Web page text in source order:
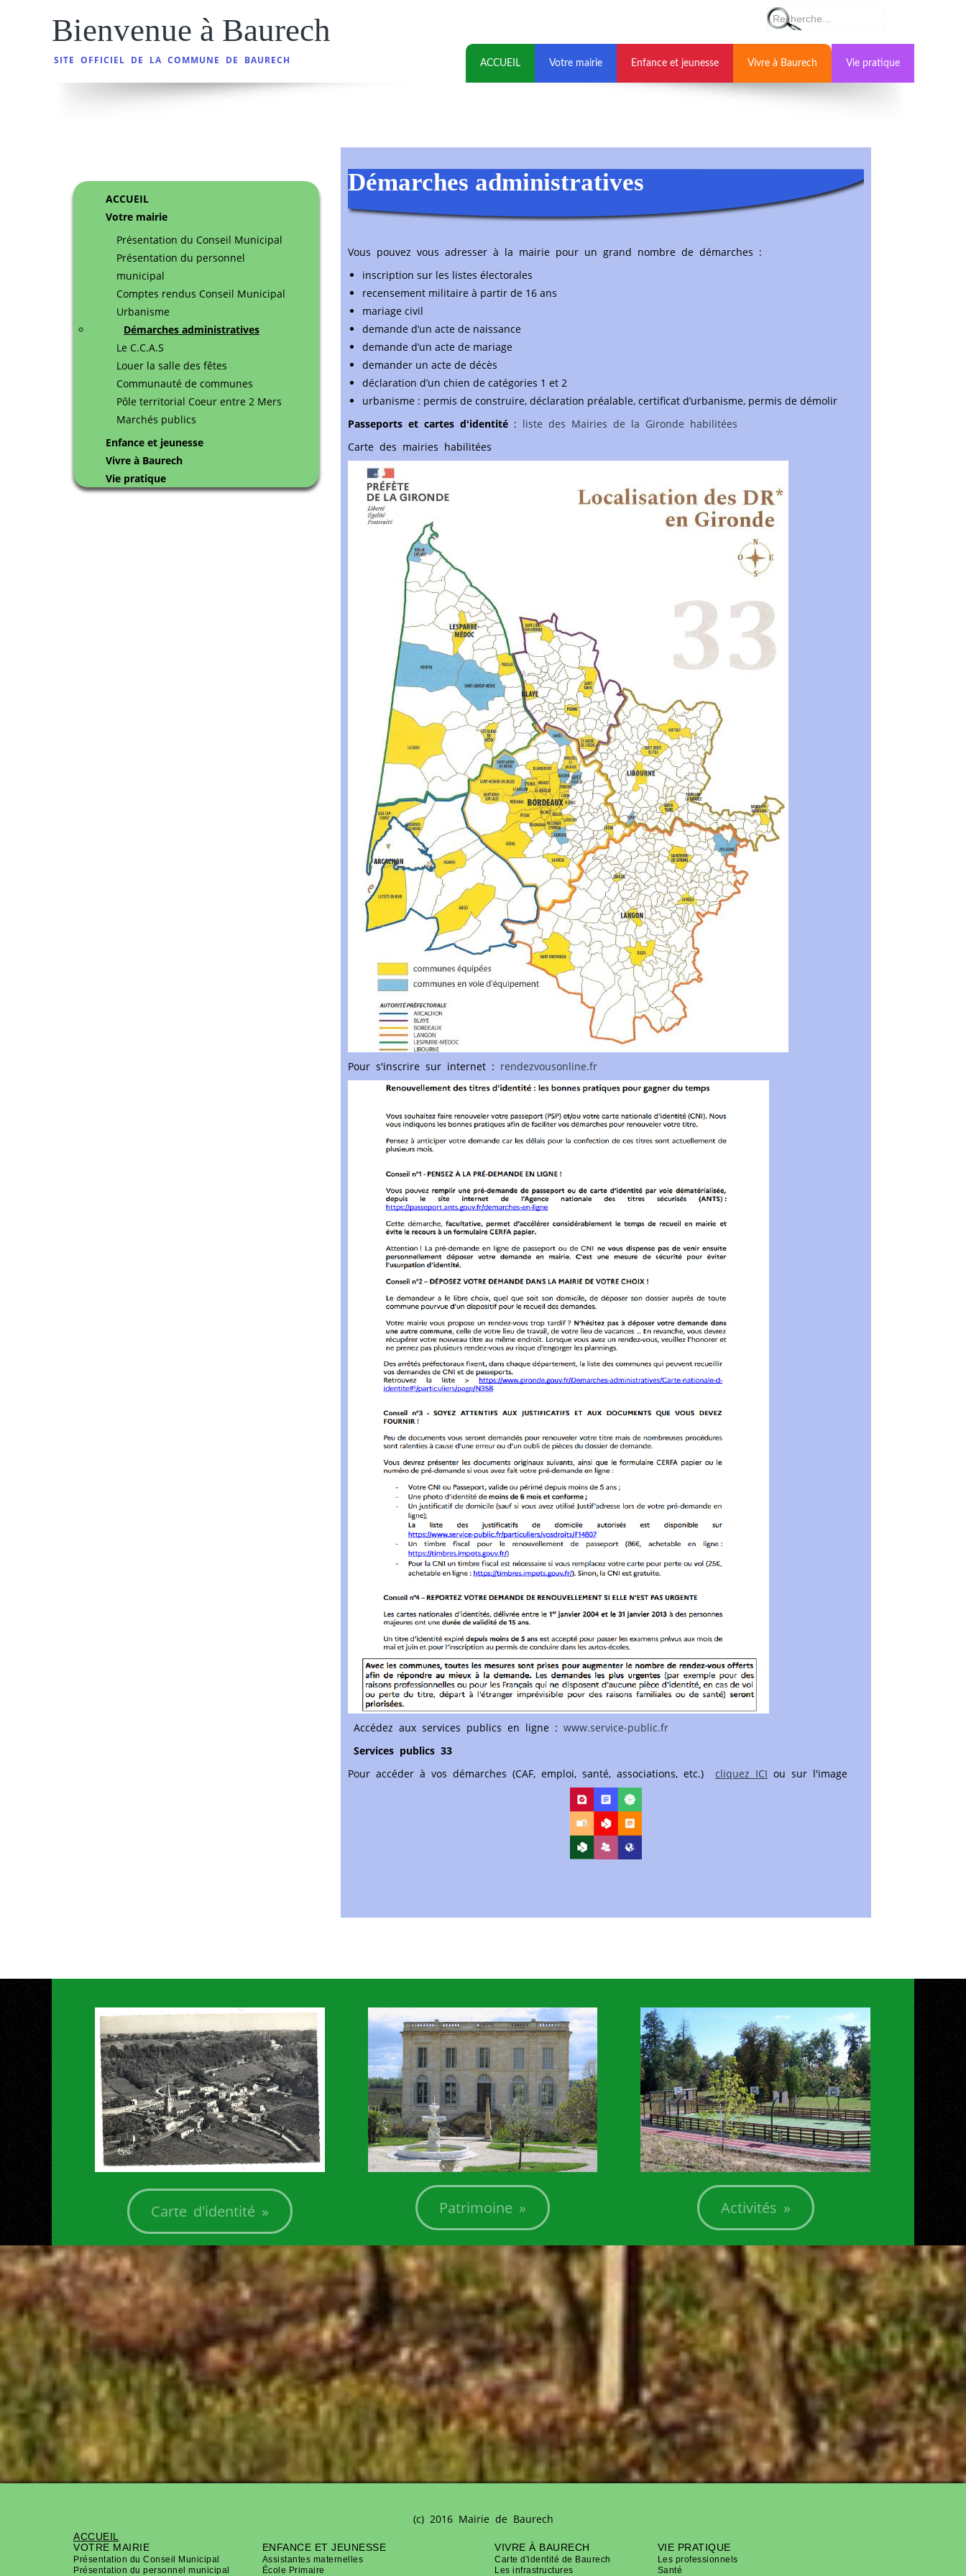
ACCUEIL Votre mairie Enfance et jeunesse Vivre à Baurech Vie pratique
Bienvenue à Baurech
SITE OFFICIEL DE LA COMMUNE DE BAURECH
ACCUEIL
Votre mairie
Présentation du Conseil Municipal
Présentation du personnel
municipal
Comptes rendus Conseil Municipal
Urbanisme
Démarches administratives
Le C.C.A.S
Louer la salle des fêtes
Communauté de communes
Pôle territorial Coeur entre 2 Mers
Marchés publics
Enfance et jeunesse
Vivre à Baurech
Vie pratique
Démarches administratives
Vous pouvez vous adresser à la mairie pour un grand nombre de démarches :
inscription sur les listes électorales
recensement militaire à partir de 16 ans
mariage civil
demande d’un acte de naissance
demande d’un acte de mariage
demander un acte de décès
déclaration d’un chien de catégories 1 et 2
urbanisme : permis de construire, déclaration préalable, certificat d’urbanisme, permis de démolir
Passeports et cartes d'identité : liste des Mairies de la Gironde habilitées
Carte des mairies habilitées
Pour s'inscrire sur internet : rendezvousonline.fr
Accédez aux services publics en ligne : www.service-public.fr
Services publics 33
Pour accéder à vos démarches (CAF, emploi, santé, associations, etc.) cliquez ICI ou sur l'image
+
Carte d'identité »
+
Patrimoine » Activités »
(c) 2016 Mairie de Baurech
ACCUEIL
VOTRE MAIRIE
Présentation du Conseil Municipal
Présentation du personnel municipal
ENFANCE ET JEUNESSE
Assistantes maternelles
École Primaire
VIVRE À BAURECH
Carte d'identité de Baurech
Les infrastructures
VIE PRATIQUE
Les professionnels
Santé